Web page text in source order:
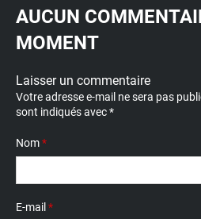
AUCUN
MOMENT
Laisser un commentaire
Votre adresse e-mail ne sera pas
sont indiqués avec*
Nom*
E-mail*